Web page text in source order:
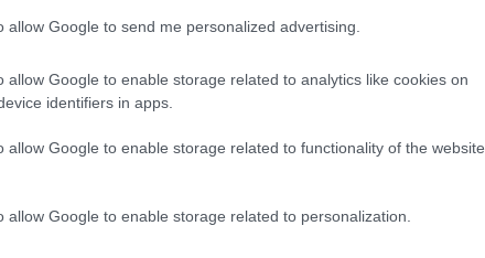
allow Google to send me personalized advertising.
allow Google to enable storage related to analytics like cookies on
identifiers in apps.
allow Google to enable storage related to functionality of the website
allow Google to enable storage related to personalization.
osservare marciapiedi e raccordi:
mentre tratti brevi e ripidi richiedono
corsi d’acqua o binari sono tipicamente più
mostrano variazioni evidenti.
possono usare metodi intuitivi: contare i
oppure confrontare due percorsi
Per un dato più preciso, molte